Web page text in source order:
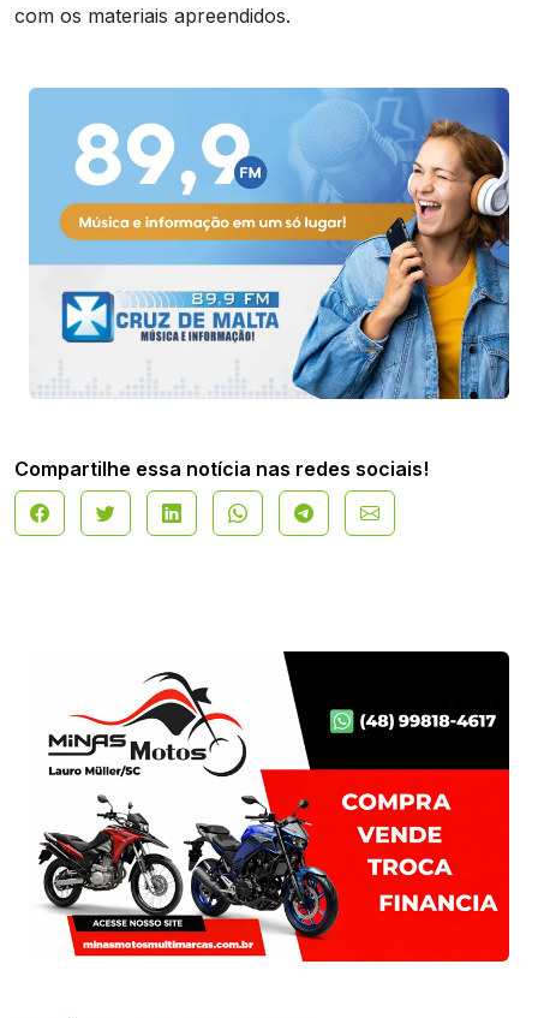
com os materiais apreendidos.
Compartilhe essa notícia nas redes sociais!